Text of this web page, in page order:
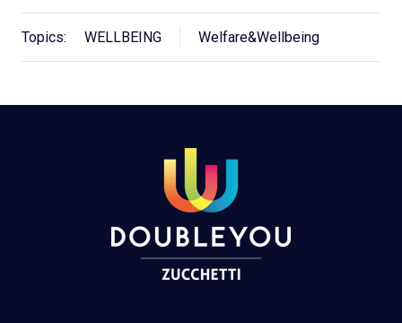
Topics: WELLBEING Welfare&Wellbeing